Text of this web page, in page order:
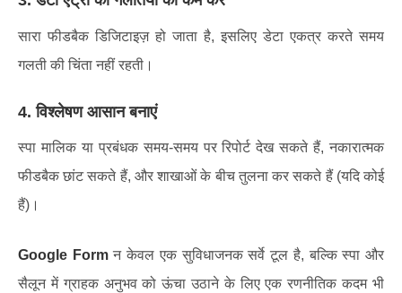
सारा फीडबैक डिजिटाइज़ हो जाता है, इसलिए डेटा एकत्र करते समय
गलती की चिंता नहीं रहती।
4. विश्लेषण आसान बनाएं
स्पा मालिक या प्रबंधक समय-समय पर रिपोर्ट देख सकते हैं, नकारात्मक
फीडबैक छांट सकते हैं, और शाखाओं के बीच तुलना कर सकते हैं (यदि कोई
हैं)।
Google Formन केवल एक सुविधाजनक सर्वे टूल है, बल्कि स्पा और
सैलून में ग्राहक अनुभव को ऊंचा उठाने के लिए एक रणनीतिक कदम भी